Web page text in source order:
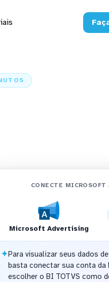
CONECTE
Microsoft Advertising
✦Para visualizar seus dados
basta conectar sua conta da
escolher o BI TOTVS como